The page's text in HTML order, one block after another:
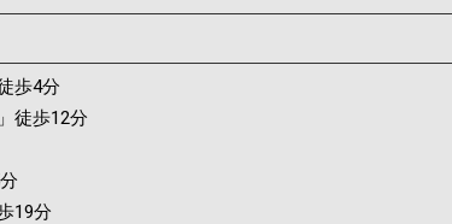
歩4分
」徒歩12分
19分